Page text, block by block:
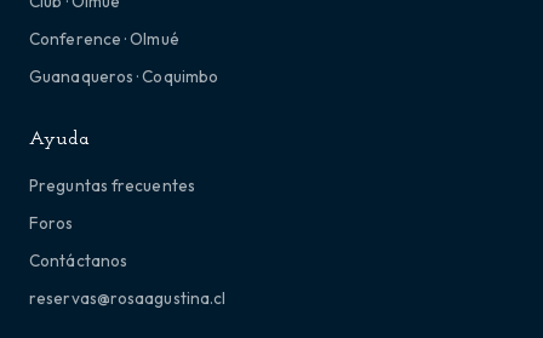
Conference · Olmué
Guanaqueros · Coquimbo
Ayuda
Preguntas frecuentes
Foros
Contáctanos
reservas@rosaagustina.cl